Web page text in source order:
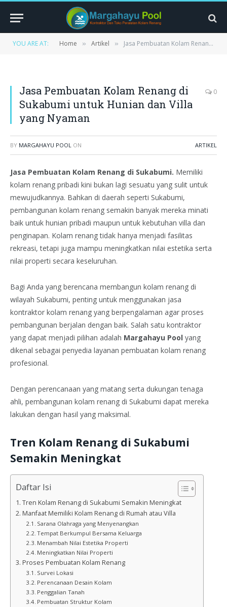
YOU ARE AT: Home » Artikel » Jasa Pembuatan Kolam Renang di Sukabumi untuk Hunian dan Villa yang Nyaman
Jasa Pembuatan Kolam Renang di
Sukabumi untuk Hunian dan Villa
yang Nyaman
0
BY MARGAHAYU POOL ON ARTIKEL
Jasa Pembuatan Kolam Renang di Sukabumi. Memiliki
kolam renang pribadi kini bukan lagi sesuatu yang sulit untuk
mewujudkannya. Bahkan di daerah seperti Sukabumi,
pembangunan kolam renang semakin banyak mereka minati
baik untuk hunian pribadi maupun untuk kebutuhan villa dan
penginapan. Kolam renang tidak hanya menjadi fasilitas
rekreasi, tetapi juga mampu meningkatkan nilai estetika serta
nilai properti secara keseluruhan.
Bagi Anda yang berencana membangun kolam renang di
wilayah Sukabumi, penting untuk menggunakan jasa
kontraktor kolam renang yang berpengalaman agar proses
pembangunan berjalan dengan baik. Salah satu kontraktor
yang dapat menjadi pilihan adalah Margahayu Pool yang
dikenal sebagai penyedia layanan pembuatan kolam renang
profesional.
Dengan perencanaan yang matang serta dukungan tenaga
ahli, pembangunan kolam renang di Sukabumi dapat mereka
lakukan dengan hasil yang maksimal.
Tren Kolam Renang di Sukabumi
Semakin Meningkat
Daftar Isi
Tren Kolam Renang di Sukabumi Semakin Meningkat
Manfaat Memiliki Kolam Renang di Rumah atau Villa
Sarana Olahraga yang Menyenangkan
Tempat Berkumpul Bersama Keluarga
Menambah Nilai Estetika Properti
Meningkatkan Nilai Properti
Proses Pembuatan Kolam Renang
Survei Lokasi
Perencanaan Desain Kolam
Penggalian Tanah
Pembuatan Struktur Kolam